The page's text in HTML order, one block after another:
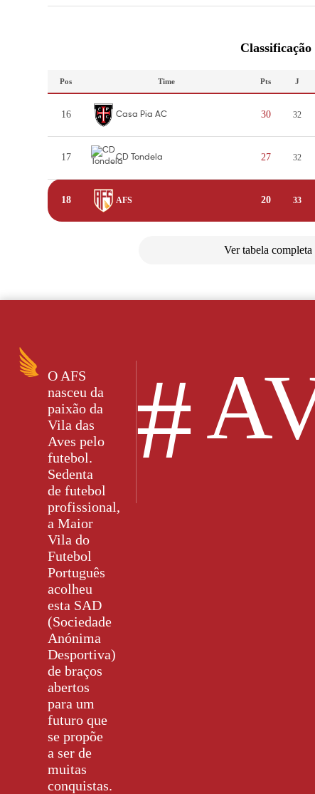
Classificação
Pos Time Pts J
16 Casa Pia AC 30 32
17 CD Tondela 27 32
18 AFS 20 33
Ver tabela completa
O AFS
nasceu da
paixão da
Vila das
Aves pelo
futebol.
Sedenta
de futebol
profissional,
a Maior
Vila do
Futebol
Português
acolheu
esta SAD
(Sociedade
Anónima
Desportiva)
de braços
abertos
para um
futuro que
se propõe
a ser de
muitas
conquistas.
#